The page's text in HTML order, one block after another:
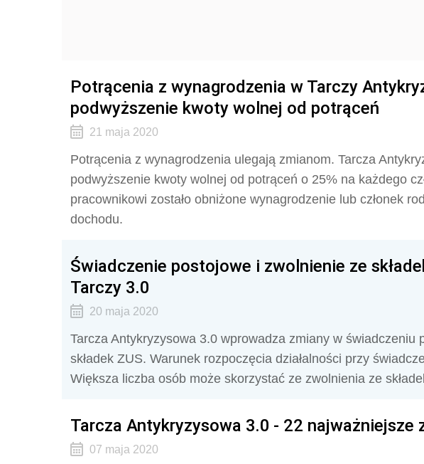
Potrącenia z wynagrodzenia w Tarczy
podwyższenie kwoty wolnej od potrąceń
21 maja 2020
Potrącenia z wynagrodzenia ulegają zmianom. Tarcza
podwyższenie kwoty wolnej od potrąceń o 25% na każdego
pracownikowi zostało obniżone wynagrodzenie lub członek
dochodu.
Świadczenie postojowe i zwolnienie ze
Tarczy 3.0
20 maja 2020
Tarcza Antykryzysowa 3.0 wprowadza zmiany w świadczeniu
składek ZUS. Warunek rozpoczęcia działalności przy
Większa liczba osób może skorzystać ze zwolnienia ze
Tarcza Antykryzysowa 3.0 - 22 najważniejsze
07 maja 2020